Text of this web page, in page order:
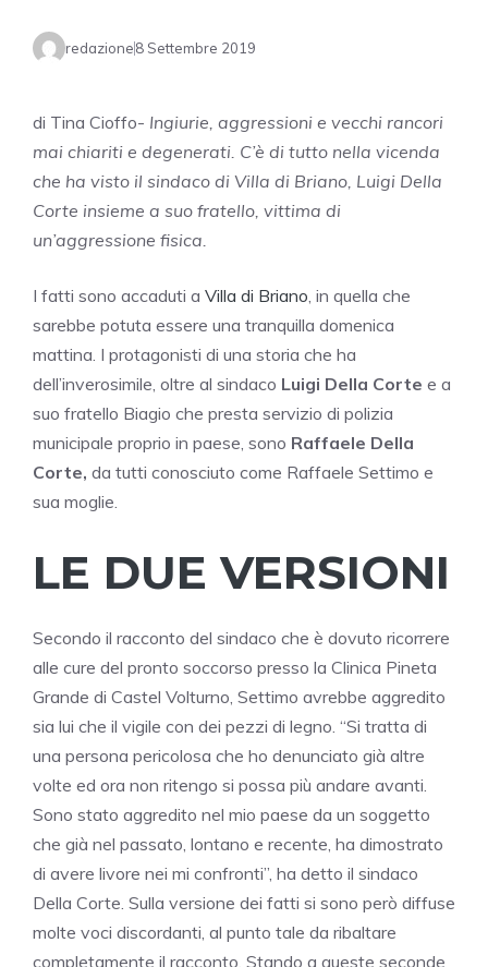
redazione8 Settembre 2019
di Tina Cioffo- Ingiurie, aggressioni e vecchi rancori
mai chiariti e degenerati. C’è di tutto nella vicenda
che ha visto il sindaco di Villa di Briano, Luigi Della
Corte insieme a suo fratello, vittima di
un’aggressione fisica.
I fatti sono accaduti a Villa di Briano, in quella che
sarebbe potuta essere una tranquilla domenica
mattina. I protagonisti di una storia che ha
dell’inverosimile, oltre al sindaco Luigi Della Corte e a
suo fratello Biagio che presta servizio di polizia
municipale proprio in paese, sono Raffaele Della
Corte, da tutti conosciuto come Raffaele Settimo e
sua moglie.
LE DUE VERSIONI
Secondo il racconto del sindaco che è dovuto ricorrere
alle cure del pronto soccorso presso la Clinica Pineta
Grande di Castel Volturno, Settimo avrebbe aggredito
sia lui che il vigile con dei pezzi di legno. “Si tratta di
una persona pericolosa che ho denunciato già altre
volte ed ora non ritengo si possa più andare avanti.
Sono stato aggredito nel mio paese da un soggetto
che già nel passato, lontano e recente, ha dimostrato
di avere livore nei mi confronti”, ha detto il sindaco
Della Corte. Sulla versione dei fatti si sono però diffuse
molte voci discordanti, al punto tale da ribaltare
completamente il racconto. Stando a queste seconde